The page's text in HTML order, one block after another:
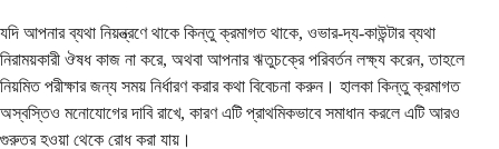
যদি আপনার ব্যথা নিয়ন্ত্রণে থাকে কিন্তু ক্রমাগত থাকে, ওভার-দ্য-কাউন্টার ব্যথা
নিরাময়কারী ঔষধ কাজ না করে, অথবা আপনার ঋতুচক্রে পরিবর্তন লক্ষ্য করেন, তাহলে
নিয়মিত পরীক্ষার জন্য সময় নির্ধারণ করার কথা বিবেচনা করুন। হালকা কিন্তু ক্রমাগত
অস্বস্তিও মনোযোগের দাবি রাখে, কারণ এটি প্রাথমিকভাবে সমাধান করলে এটি আরও
গুরুতর হওয়া থেকে রোধ করা যায়।